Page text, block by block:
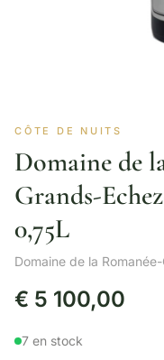
CÔTE DE NUITS
Domaine de
Grands-
0,75L
Domaine de la
€ 5 100,00
7 en stock